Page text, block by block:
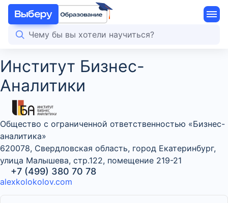
Институт Бизнес-
Аналитики
+7 (499) 380 70 78
Общество с ограниченной ответственностью «Бизнес-
аналитика»
620078, Свердловская область, город Екатеринбург,
улица Малышева, стр.122, помещение 219-21
alexkolokolov.com